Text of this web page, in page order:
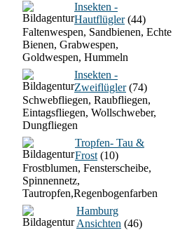
Insekten -
Hautflügler(44)
Faltenwespen, Sandbienen, Echte
Bienen, Grabwespen,
Goldwespen, Hummeln
Insekten -
Zweiflügler(74)
Schwebfliegen, Raubfliegen,
Eintagsfliegen, Wollschweber,
Dungfliegen
Tropfen- Tau &
Frost (10)
Frostblumen, Fensterscheibe,
Spinnennetz,
Tautropfen,Regenbogenfarben
Hamburg
Ansichten (46)